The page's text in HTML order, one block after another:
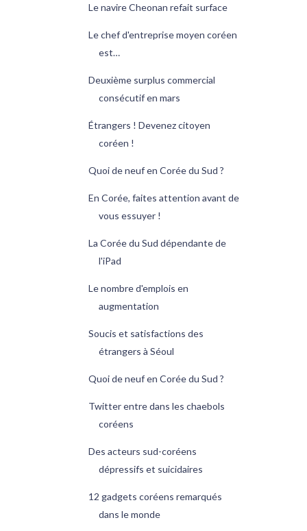
Le navire Cheonan refait surface
Le chef d'entreprise moyen coréen
est…
Deuxième surplus commercial
consécutif en mars
Étrangers ! Devenez citoyen
coréen !
Quoi de neuf en Corée du Sud ?
En Corée, faites attention avant de
vous essuyer !
La Corée du Sud dépendante de
l'iPad
Le nombre d'emplois en
augmentation
Soucis et satisfactions des
étrangers à Séoul
Quoi de neuf en Corée du Sud ?
Twitter entre dans les chaebols
coréens
Des acteurs sud-coréens
dépressifs et suicidaires
12 gadgets coréens remarqués
dans le monde